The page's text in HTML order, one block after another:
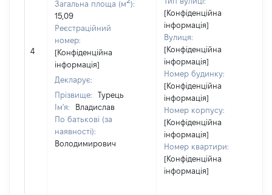
4
Загальна площа (м ):
15,09
Реєстраційний
номер:
[Конфіденційна
інформація]
Декларує:
Прізвище:
Турець
Ім'я:
Владислав
По батькові (за
наявності):
Володимирович
[Конфіденційна
інформація]
Вулиця:
[Конфіденційна
інформація]
Номер будинку:
[Конфіденційна
інформація]
Номер корпусу:
[Конфіденційна
інформація]
Номер квартири:
[Конфіденційна
інформація]